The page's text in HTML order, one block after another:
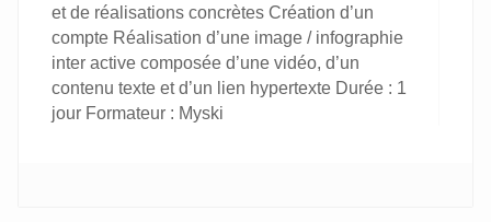
et de réalisations concrètes Création d’un
compte Réalisation d’une image / infographie
inter active composée d’une vidéo, d’un
contenu texte et d’un lien hypertexte Durée : 1
jour Formateur : Myski